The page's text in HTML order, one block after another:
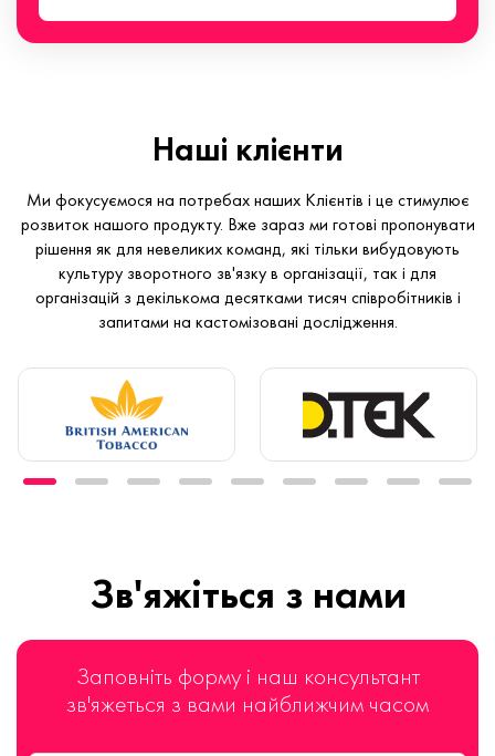
Наші клієнти
Ми фокусуємося на потребах наших Клієнтів і це стимулює
розвиток нашого продукту. Вже зараз ми готові пропонувати
рішення як для невеликих команд, які тільки вибудовують
культуру зворотного зв'язку в організації, так і для
організацій з декількома десятками тисяч співробітників і
запитами на кастомізовані дослідження.
Зв'яжіться з нами
Заповніть форму і наш консультант
зв'яжеться з вами найближчим часом